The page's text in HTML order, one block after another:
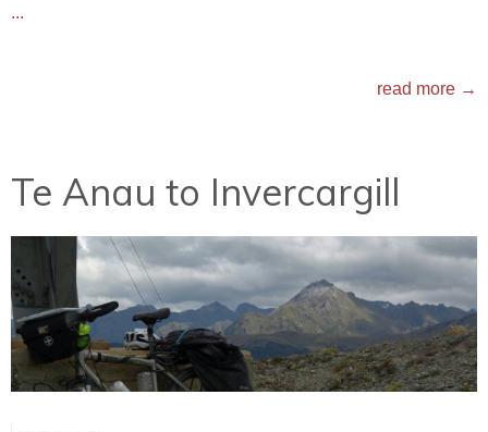
...
read more →
Te Anau to Invercargill